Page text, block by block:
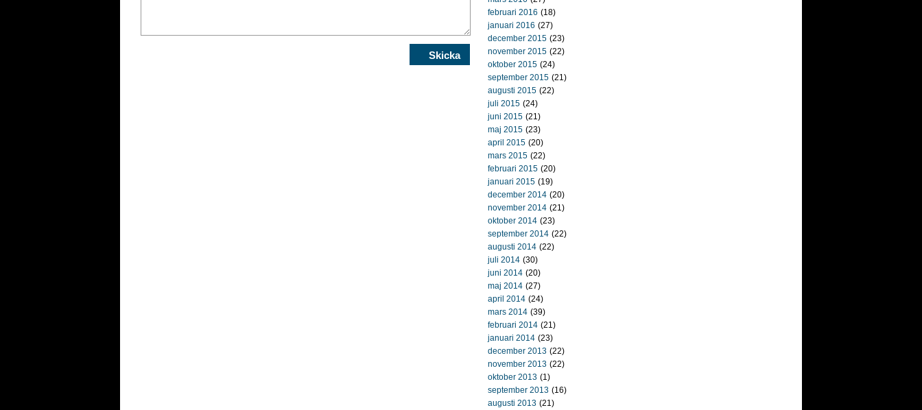
februari 2016 (18)
januari 2016 (27)
december 2015 (23)
november 2015 (22)
oktober 2015 (24)
september 2015 (21)
augusti 2015 (22)
juli 2015 (24)
juni 2015 (21)
maj 2015 (23)
april 2015 (20)
mars 2015 (22)
februari 2015 (20)
januari 2015 (19)
december 2014 (20)
november 2014 (21)
oktober 2014 (23)
september 2014 (22)
augusti 2014 (22)
juli 2014 (30)
juni 2014 (20)
maj 2014 (27)
april 2014 (24)
mars 2014 (39)
februari 2014 (21)
januari 2014 (23)
december 2013 (22)
november 2013 (22)
oktober 2013 (1)
september 2013 (16)
augusti 2013 (21)